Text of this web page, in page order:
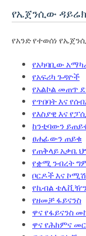
የኤጀንሲው
የአንድ የተወሰነ
የአካባቢው
የአፍሪካ ጉዳዮች
የአልኮል መጠጥ
የጥበባት እና
የእስያዊ እና
ከንቲባውን
ፀሐፊውን ጠይቁ
የጠቅላይ አቃቤ
የቋሚ ንብረት
ቦርዶች እና
የኬብል
የዘመቻ ፋይናንስ
ዋና የፋይናንስ
ዋና የሕክምና